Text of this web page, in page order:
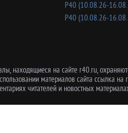
Р40 (10.08.26-
Р40 (10.08.26-
находящиеся на сайте r40.ru,
материалов сайта ссылка
читателей и новостных